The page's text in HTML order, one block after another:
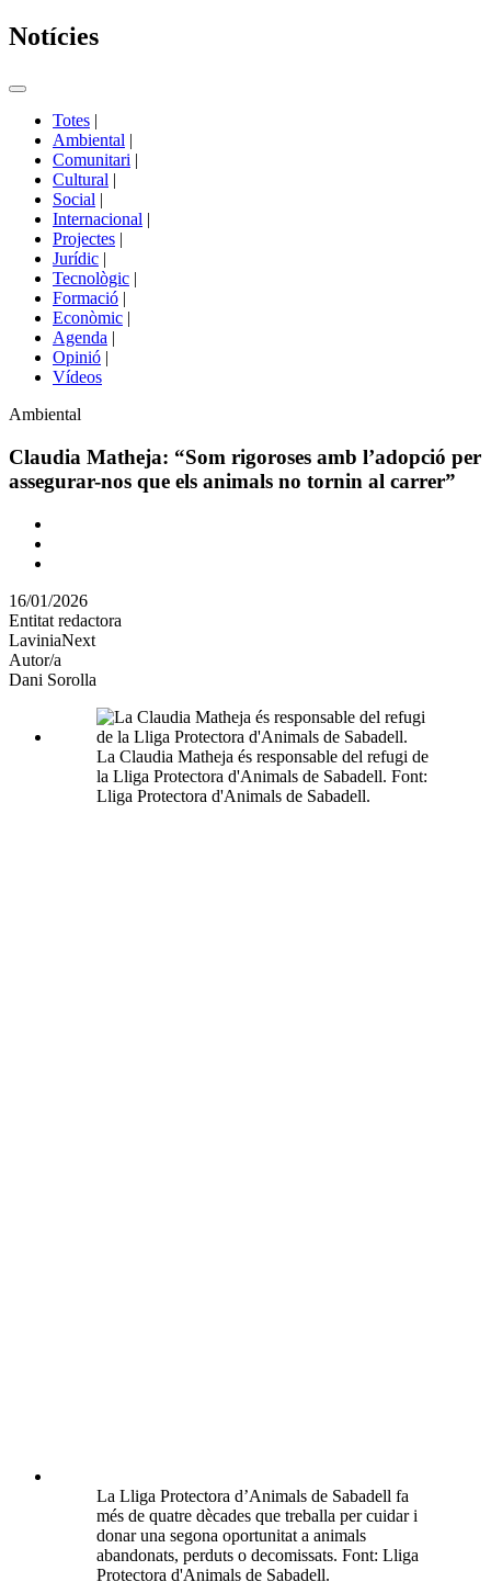
Notícies
Commutador
portals
Totes |
Ambiental |
Comunitari |
Cultural |
Social |
Internacional |
Projectes |
Jurídic |
Tecnològic |
Formació |
Econòmic |
Agenda |
Opinió |
Vídeos
Àmbit
la
notícia
Ambiental
Claudia Matheja: “Som rigoroses amb l’adopció per
assegurar-nos que els animals no tornin al carrer”
Comparteix
altres
xarxes
socials
16/01/2026
Entitat redactora
LaviniaNext
Autor/a
Dani Sorolla
La Claudia Matheja és responsable del refugi de
la Lliga Protectora d'Animals de Sabadell. Font:
Lliga Protectora d'Animals de Sabadell.
La Lliga Protectora d’Animals de Sabadell fa
més de quatre dècades que treballa per cuidar i
donar una segona oportunitat a animals
abandonats, perduts o decomissats. Font: Lliga
Protectora d'Animals de Sabadell.